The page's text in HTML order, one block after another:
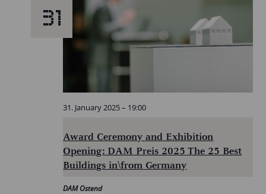
31
Award Ceremony and Exhibition
Opening: DAM Preis 2025 The 25 Best
Buildings in\from Germany
31. January 2025 – 19:00
DAM Ostend